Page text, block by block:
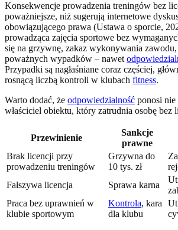
Konsekwencje prowadzenia treningów bez
poważniejsze, niż sugerują internetowe
obowiązującego prawa (Ustawa o sporcie,
prowadząca zajęcia sportowe bez
się na grzywnę, zakaz wykonywania
poważnych wypadków – nawet
Przypadki są nagłaśniane coraz częściej,
rosnącą liczbą kontroli w klubach fitness.
Warto dodać, że odpowiedzialność ponosi nie
właściciel obiektu, który zatrudnia osobę bez
Przewinienie
Sankcje
prawne
Brak licencji przy
prowadzeniu treningów
Grzywna do
10 tys. zł
Fałszywa licencja
Sprawa karna
Praca bez uprawnień w
klubie sportowym
Kontrola, kara
dla klubu